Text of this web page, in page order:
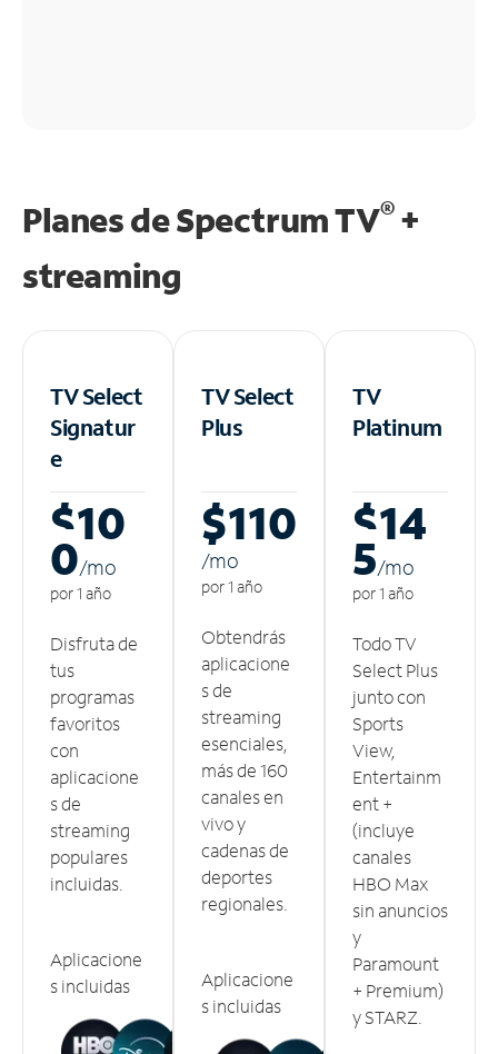
Planes de Spectrum TV®+
streaming
TV Select
Signatur
e
$10
0/mo
por 1 año
Disfruta de
tus
programas
favoritos
con
aplicacione
s de
streaming
populares
incluidas.
Aplicacione
s incluidas
TV Select
Plus
$110
/mo
por 1 año
Obtendrás
aplicacione
s de
streaming
esenciales,
más de 160
canales en
vivo y
cadenas de
deportes
regionales.
Aplicacione
s incluidas
TV
Platinum
$14
5/mo
por 1 año
Todo TV
Select Plus
junto con
Sports
View,
Entertainm
ent +
(incluye
canales
HBO Max
sin anuncios
y
Paramount
+ Premium)
y STARZ.